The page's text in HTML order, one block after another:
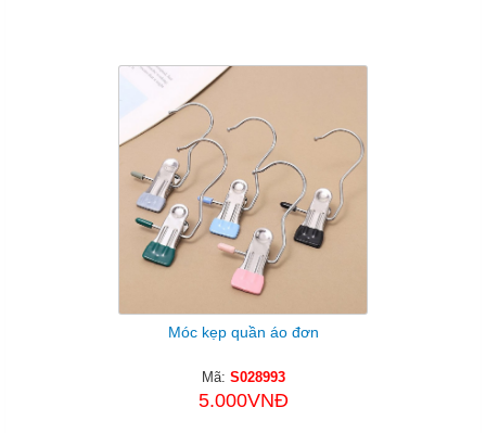
Móc kẹp quần áo đơn
Mã: S028993
5.000VNĐ